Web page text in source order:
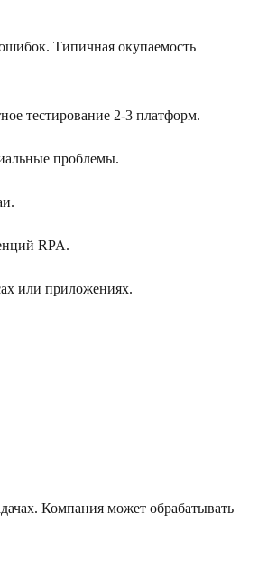
Типичная окупаемость
тестирование 2-3 платформ.
проблемы.
RPA.
или приложениях.
Компания может обрабатывать